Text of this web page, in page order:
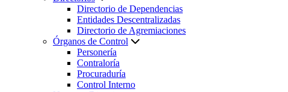
Directorio de Dependencias
Entidades Descentralizadas
Directorio de Agremiaciones
Órganos de Control
Personería
Contraloría
Procuraduría
Control Interno